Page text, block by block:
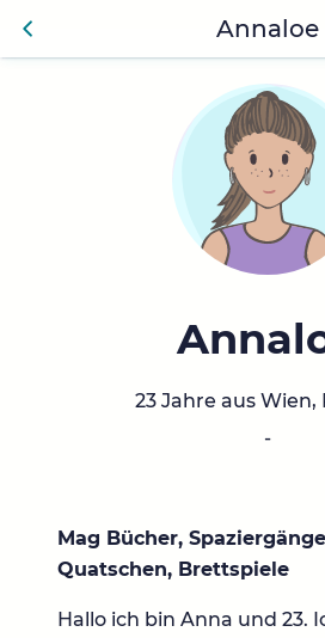
Zurü
Annaloe
23 Jahre aus Wien,
-
Mag Bücher,
Quatschen, Brettspiele
Hallo ich bin Anna und 23.